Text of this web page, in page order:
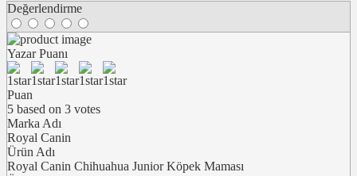
Değerlendirme
Yazar Puanı
Puan
5 based on 3 votes
Marka Adı
Royal Canin
Ürün Adı
Royal Canin Chihuahua Junior Köpek Maması